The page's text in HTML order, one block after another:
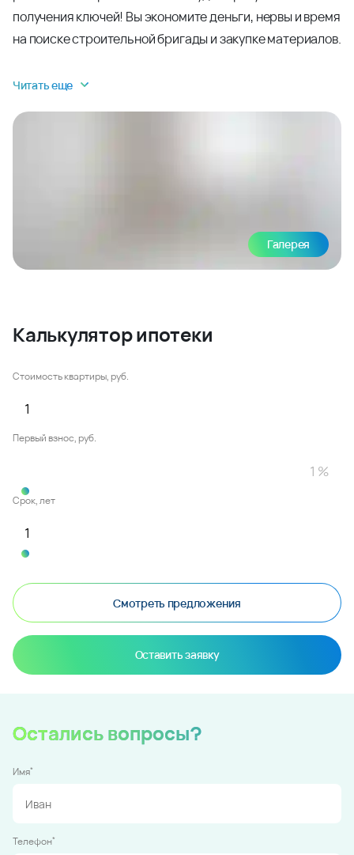
получения ключей! Вы экономите деньги, нервы и время
на поиске строительной бригады и закупке материалов.
Читать еще
Галерея
Калькулятор ипотеки
Стоимость квартиры, руб.
Первый взнос, руб.
Срок, лет
Смотреть предложения
Оставить заявку
Остались вопросы?
Имя*
Телефон*